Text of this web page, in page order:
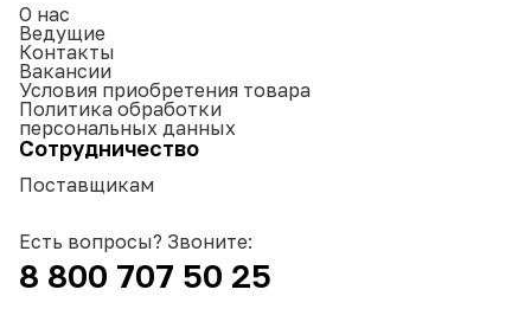
О нас
Ведущие
Контакты
Вакансии
Условия приобретения товара
Политика обработки
персональных данных
Сотрудничество
Поставщикам
Есть вопросы? Звоните:
8 800 707 50 25